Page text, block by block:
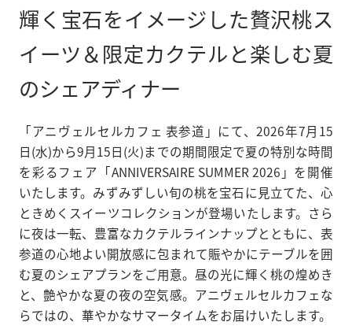
アニヴェルセルカフェ 表参道
東京都港区北青山3-5-30 MAP
INSTAGRAM
03-5411-5988
CAFE LOUNGE / カフェラウンジ
平日
11:00 - 21:00 （L.O.20:00）
土日祝
10:00 - 21:00 （L.O.20:00）
CAKE / ケーキショップ
定休日
不定休
平日
11:00 - 19:00
土日祝
10:00 - 19:00
COFFEE / コーヒースタンド
定休日
不定休
平日
11:00 - 20:00
土日祝
10:00 - 20:00
輝く宝石をイメージした贅沢桃ス
イーツ＆限定カクテルと楽しむ夏
のシェアディナー
「アニヴェルセルカフェ 表参道」にて、2026年7月15
日(水)から9月15日(火)までの期間限定で夏の特別な時間
を彩るフェア「ANNIVERSAIRE SUMMER 2026」を開催
いたします。みずみずしい旬の桃を宝石に見立てた、心
ときめくスイーツコレクションが登場いたします。さら
に夜は一転、豊富なカクテルラインナップとともに、表
参道の心地よい開放感に包まれて賑やかにテーブルを囲
む夏のシェアプランをご用意。昼の光に輝く桃の煌めき
と、艶やかな夏の夜の空気感。アニヴェルセルカフェな
らではの、華やかなサマータイムをお届けいたします。